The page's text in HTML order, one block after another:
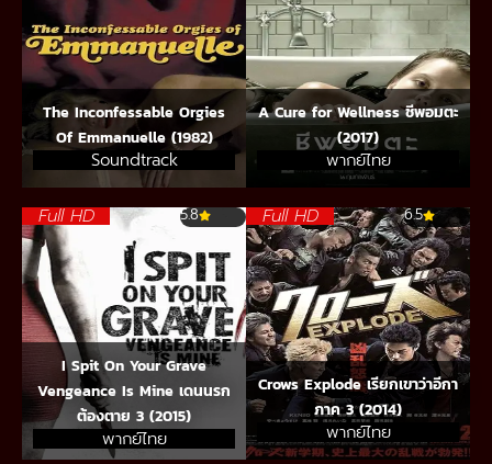
The Inconfessable Orgies
Of Emmanuelle (1982)
Soundtrack
A Cure for Wellness ชีพอมตะ
(2017)
พากย์ไทย
Full HD 5.8
I Spit On Your Grave
Vengeance Is Mine เดนนรก
ต้องตาย 3 (2015)
พากย์ไทย
Full HD 6.5
Crows Explode เรียกเขาว่าอีกา
ภาค 3 (2014)
พากย์ไทย